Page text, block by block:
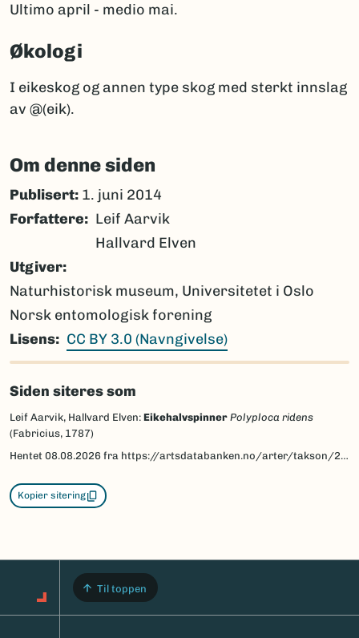
Ultimo april - medio mai.
Økologi
I eikeskog og annen type skog med sterkt innslag
av @(eik).
Om denne siden
Publisert: 1. juni 2014
Forfattere
Leif Aarvik
Hallvard Elven
Utgiver
Naturhistorisk museum, Universitetet i Oslo
Norsk entomologisk forening
Lisens
CC BY 3.0 (Navngivelse)
Siden siteres som
Leif Aarvik, Hallvard Elven: Eikehalvspinner Polyploca ridens
(Fabricius, 1787)
Hentet 08.08.2026 fra https://artsdatabanken.no/arter/takson/29912/beskrivelse
Kopier sitering
Til toppen